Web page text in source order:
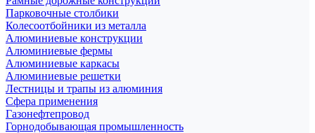
Парковочные столбики
Колесоотбойники из металла
Алюминиевые конструкции
Алюминиевые фермы
Алюминиевые каркасы
Алюминиевые решетки
Лестницы и трапы из алюминия
Сфера применения
Газонефтепровод
Горнодобывающая промышленность